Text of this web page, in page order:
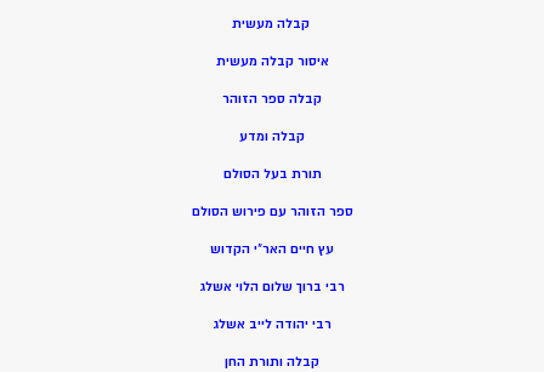
קבלה מעשית
איסור קבלה מעשית
קבלה ספר הזוהר
קבלה ומדע
תורת בעל הסולם
ספר הזוהר עם פירוש הסולם
עץ חיים האר”י הקדוש
רבי ברוך שלום הלוי אשלג
רבי יהודה לייב אשלג
קבלה ותורת החן